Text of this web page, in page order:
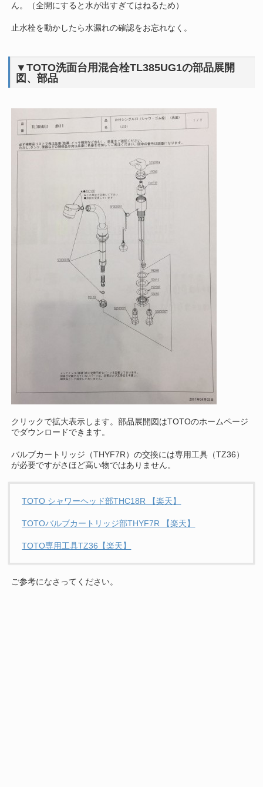
ん。（全開にすると水が出すぎてはねるため）
止水栓を動かしたら水漏れの確認をお忘れなく。
▼TOTO洗面台用混合栓TL385UG1の部品展開
図、部品
クリックで拡大表示します。部品展開図はTOTOのホームページ
でダウンロードできます。
バルブカートリッジ（THYF7R）の交換には専用工具（TZ36）
が必要ですがさほど高い物ではありません。
TOTO シャワーヘッド部THC18R 【楽天】
TOTOバルブカートリッジ部THYF7R 【楽天】
TOTO専用工具TZ36【楽天】
ご参考になさってください。